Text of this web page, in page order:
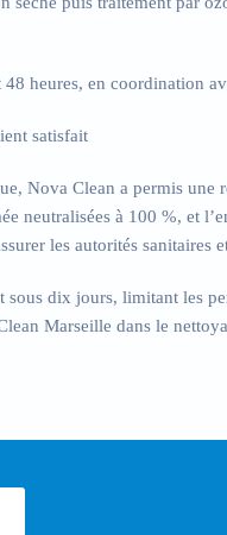
heures, en coordination
satisfait
Nova Clean a permis une
neutralisées à 100 %, et
les autorités sanitaires
dix jours, limitant les
Marseille dans le